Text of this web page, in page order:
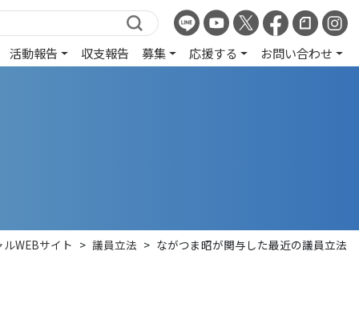
活動報告 収支報告 募集 応援する お問い合わせ
WEBサイト > 議員立法 > ながつま昭が関与した最近の議員立法